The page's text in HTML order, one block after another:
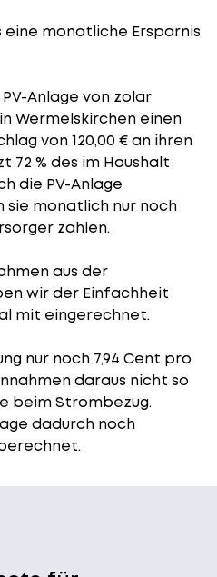
monatliche Ersparnis
Anlage von zolar
Wermelskirchen einen
von 120,00 € an ihren
72 % des im Haushalt
die PV-Anlage
sie monatlich nur noch
zahlen.
aus der
wir der Einfachheit
mit eingerechnet.
nur noch 7,94 Cent pro
daraus nicht so
beim Strombezug.
dadurch noch